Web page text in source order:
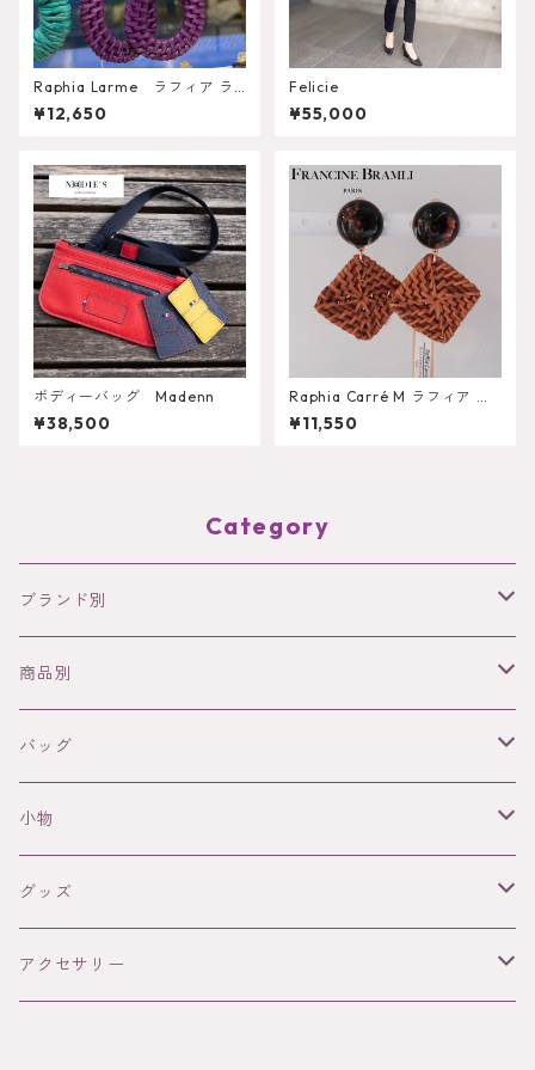
Raphia Larme ラフィア ラ
ルム
¥12,650
Felicie
¥55,000
ボディーバッグ Madenn
¥38,500
Raphia Carré M ラフィア カ
レM
¥11,550
Category
ブランド別
NODIE’S
SANABAY PARIS
WAEKURA
FRANCINE BRAMLI PARIS
DOUG
商品別
バッグ
革バッグ
ラフィアバッグ
アクセサリー
ネックレス
リング
ファッションアイテム
小物（財布・カードケース）
グッズ
バッグ
革バッグ（Nodie's)
ラフィアバッグ(SANABAY PARIS)
Néo Bourgeoisie (ネオ・ブルジョワジ)
小物
革小物（Nodie's)
ラフィア小物（Sanabay Paris）
グッズ
DOuG（3D迷路・パズル）
アクセサリー